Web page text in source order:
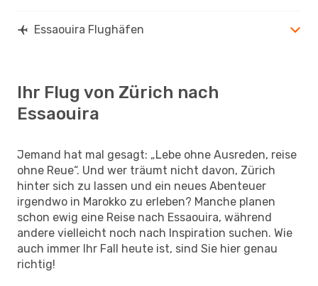
Essaouira Flughäfen
Ihr Flug von Zürich nach
Essaouira
Jemand hat mal gesagt: „Lebe ohne Ausreden, reise
ohne Reue“. Und wer träumt nicht davon, Zürich
hinter sich zu lassen und ein neues Abenteuer
irgendwo in Marokko zu erleben? Manche planen
schon ewig eine Reise nach Essaouira, während
andere vielleicht noch nach Inspiration suchen. Wie
auch immer Ihr Fall heute ist, sind Sie hier genau
richtig!